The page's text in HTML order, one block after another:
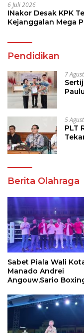
6 Juli 2026
INakor Desak KPK
Kejanggalan Mega
Pendidikan
7
5
PLT
Berita Olahraga
Sabet Piala Wali
Manado Andrei
Angouw,Sario
Perbati 2026